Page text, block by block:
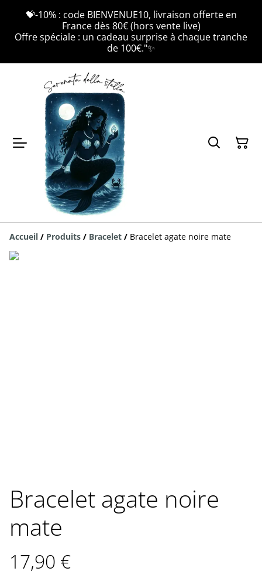
💝-10% : code BIENVENUE10, livraison offerte en
France dès 80€ (hors vente live)
Offre spéciale : un cadeau surprise à chaque tranche
de 100€."✨
Accueil / Produits / Bracelet / Bracelet agate noire mate
Bracelet agate noire
mate
17,90 €